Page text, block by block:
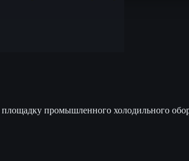
промышленного холодильного